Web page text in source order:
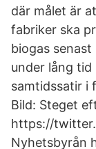
där målet är
fabriker ska
biogas
under lång
samtidssatir i
Bild: Steget
https://
Nyhetsbyrån